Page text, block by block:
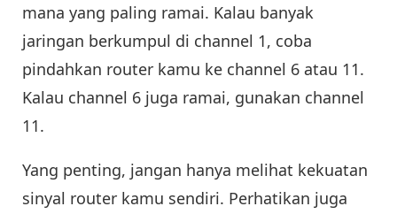
mana yang paling ramai. Kalau banyak
jaringan berkumpul di channel 1, coba
pindahkan router kamu ke channel 6 atau 11.
Kalau channel 6 juga ramai, gunakan channel
11.
Yang penting, jangan hanya melihat kekuatan
sinyal router kamu sendiri. Perhatikan juga